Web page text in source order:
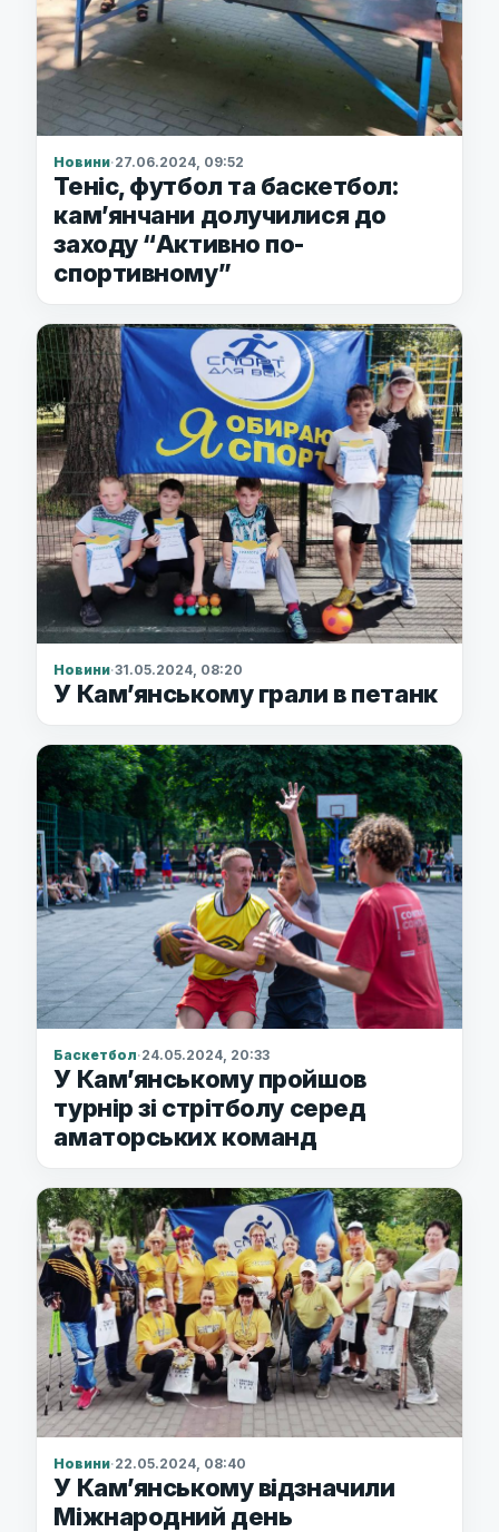
Новини·27.06.2024, 09:52
Теніс, футбол та баскетбол:
кам’янчани долучилися до
заходу “Активно по-
спортивному”
Новини·31.05.2024, 08:20
У Кам’янському грали в петанк
Баскетбол·24.05.2024, 20:33
У Кам’янському пройшов
турнір зі стрітболу серед
аматорських команд
Новини·22.05.2024, 08:40
У Кам’янському відзначили
Міжнародний день